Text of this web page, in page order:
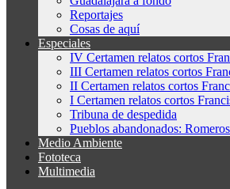
Reportajes
Cosas de aquí
Especiales
IV Certamen relatos cortos
III Certamen relatos cortos
II Certamen relatos cortos
I Certamen relatos cortos
Tribuna de despedida
Pueblos abandonados:
Medio Ambiente
Fototeca
Multimedia